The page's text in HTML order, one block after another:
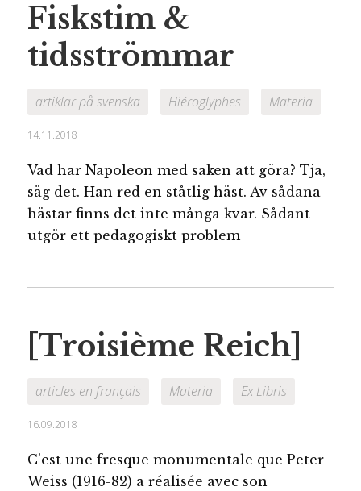
Fiskstim &
tidsströmmar
artiklar på svenska Hiéroglyphes Materia
14.11.2018
Vad har Napoleon med saken att göra? Tja,
säg det. Han red en ståtlig häst. Av sådana
hästar finns det inte många kvar. Sådant
utgör ett pedagogiskt problem
[Troisième Reich]
articles en français Materia Ex Libris
16.09.2018
C'est une fresque monumentale que Peter
Weiss (1916-82) a réalisée avec son